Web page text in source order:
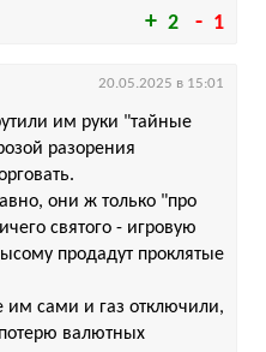
2 1
им руки "тайные
разорения
они ж только "про
святого - игровую
продадут проклятые
сами и газ отключили,
валютных
20.05.2025 в 15:01